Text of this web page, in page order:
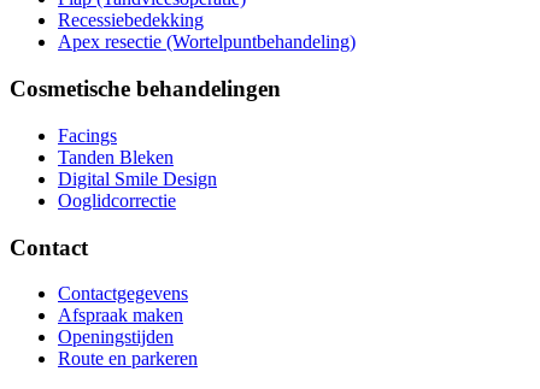
Recessiebedekking
Apex resectie (Wortelpuntbehandeling)
Cosmetische behandelingen
Facings
Tanden Bleken
Digital Smile Design
Ooglidcorrectie
Contact
Contactgegevens
Afspraak maken
Openingstijden
Route en parkeren